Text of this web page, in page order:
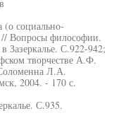
социально-
Вопросы философии.
С.922-942;
творчестве А.Ф.
Л.А.
2004. - 170 с.
С.935.